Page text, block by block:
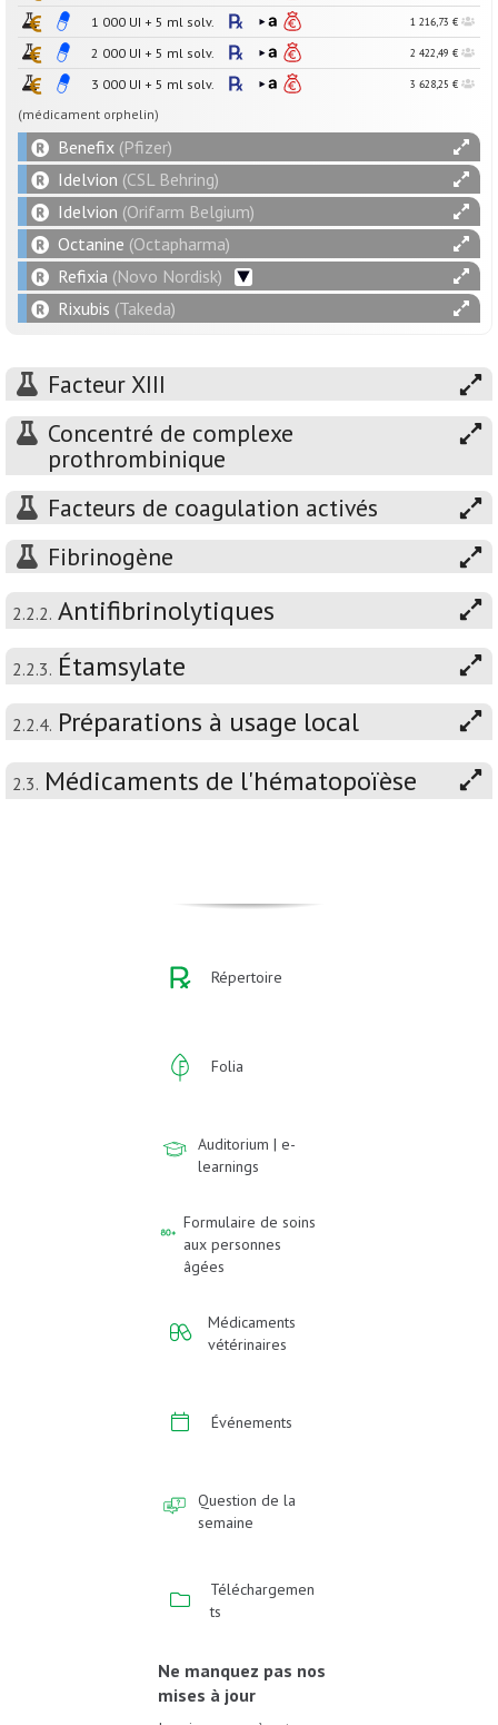
1 000 UI + 5 ml solv. 1 216,73 €
2 000 UI + 5 ml solv. 2 422,49 €
3 000 UI + 5 ml solv. 3 628,25 €
(médicament orphelin)
Benefix (Pfizer)
Idelvion (CSL Behring)
Idelvion (Orifarm Belgium)
Octanine (Octapharma)
Refixia (Novo Nordisk)
Rixubis (Takeda)
Facteur XIII
Concentré de complexe
prothrombinique
Facteurs de coagulation activés
Fibrinogène
2.2.2. Antifibrinolytiques
2.2.3. Étamsylate
2.2.4. Préparations à usage local
2.3. Médicaments de l'hématopoïèse
Répertoire
Folia
Auditorium | e-
learnings
Formulaire de soins
aux personnes
âgées
Médicaments
vétérinaires
Événements
Question de la
semaine
Téléchargemen
ts
Ne manquez pas nos
mises à jour